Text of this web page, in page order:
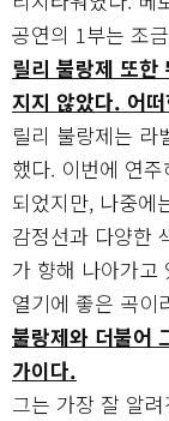
공연의 1부는 조
릴리 불랑제 또한
지지 않았다. 어
릴리 불랑제는 라
했다. 이번에 연
되었지만, 나중에
감정선과 다양한
가 향해 나아가고
열기에 좋은 곡이
불랑제와 더불어
가이다.
그는 가장 잘 알